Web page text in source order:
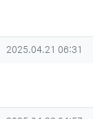
작성일
2025.04.21 06:31